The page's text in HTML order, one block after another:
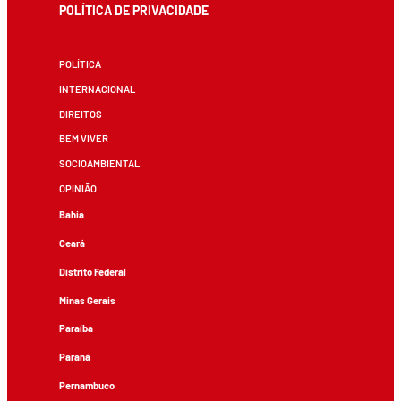
POLÍTICA DE PRIVACIDADE
POLÍTICA
INTERNACIONAL
DIREITOS
BEM VIVER
SOCIOAMBIENTAL
OPINIÃO
Bahia
Ceará
Distrito Federal
Minas Gerais
Paraíba
Paraná
Pernambuco